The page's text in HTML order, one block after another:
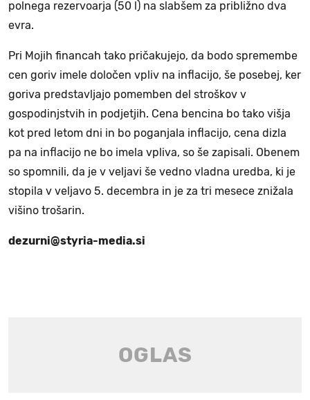
polnega rezervoarja (50 l) na slabšem za približno dva
evra.
Pri Mojih financah tako pričakujejo, da bodo spremembe
cen goriv imele določen vpliv na inflacijo, še posebej, ker
goriva predstavljajo pomemben del stroškov v
gospodinjstvih in podjetjih. Cena bencina bo tako višja
kot pred letom dni in bo poganjala inflacijo, cena dizla
pa na inflacijo ne bo imela vpliva, so še zapisali. Obenem
so spomnili, da je v veljavi še vedno vladna uredba, ki je
stopila v veljavo 5. decembra in je za tri mesece znižala
višino trošarin.
dezurni@styria-media.si